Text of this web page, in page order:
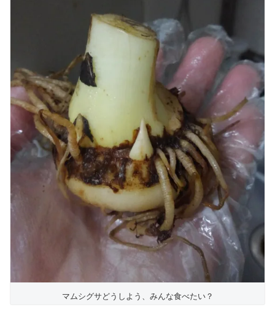
マムシグサどうしよう、みんな食べたい？